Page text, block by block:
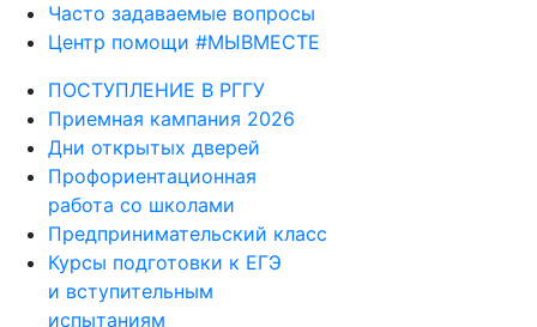
Часто задаваемые вопросы
Центр помощи #МЫВМЕСТЕ
ПОСТУПЛЕНИЕ В РГГУ
Приемная кампания 2026
Дни открытых дверей
Профориентационная
работа со школами
Предпринимательский класс
Курсы подготовки к ЕГЭ
и вступительным
испытаниям